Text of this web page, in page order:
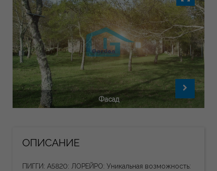
Фасад
ОПИСАНИЕ
ПИГГИ: A5820: ЛОРЕЙРО: Уникальная возможность: